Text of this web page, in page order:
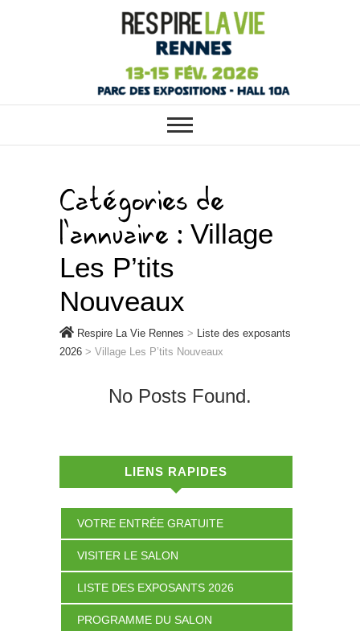
Respire La Vie
Rennes
RESPIRE LA VIE RENNES :
VOTRE SALON ÉCOLO, BIO,
BIEN-ÊTRE ET HABITAT SAIN À
Catégories de
l'annuaire : Village
Les P’tits
Nouveaux
Respire La Vie Rennes > Liste des exposants
2026 > Village Les P’tits Nouveaux
No Posts Found.
LIENS RAPIDES
VOTRE ENTRÉE GRATUITE
VISITER LE SALON
LISTE DES EXPOSANTS 2026
PROGRAMME DU SALON